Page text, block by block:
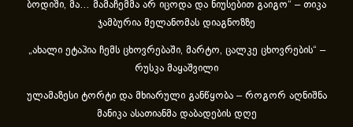
ბოდიში, მა… მამაჩემმა არ იცოდა და ნიუსებით გაიგო“ – თიკა
ჯამბურია მელანომას დიაგნოზზე
„ახა­ლი ეტა­პია ჩემს ცხოვ­რე­ბა­ში, მარ­ტო, ცალ­კე ცხოვ­რე­ბის“ –
რუსკა მაყაშვილი
ულამაზესი ტორტი და მხიარული განწყობა – როგორ აღნიშნა
მანიკა ასათიანმა დაბადების დღე